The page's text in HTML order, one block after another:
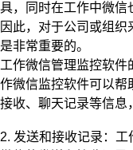
具，同时在工作中微信
因此，对于公司或组
是非常重要的。
工作微信管理监控软件
作微信监控软件可以帮
接收、聊天记录等信息
2. 发送和接收记录：